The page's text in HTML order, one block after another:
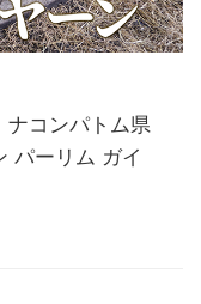
コンパトム県
パーリム ガイ